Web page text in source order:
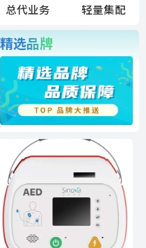
总代业务 轻量集配
精选品牌